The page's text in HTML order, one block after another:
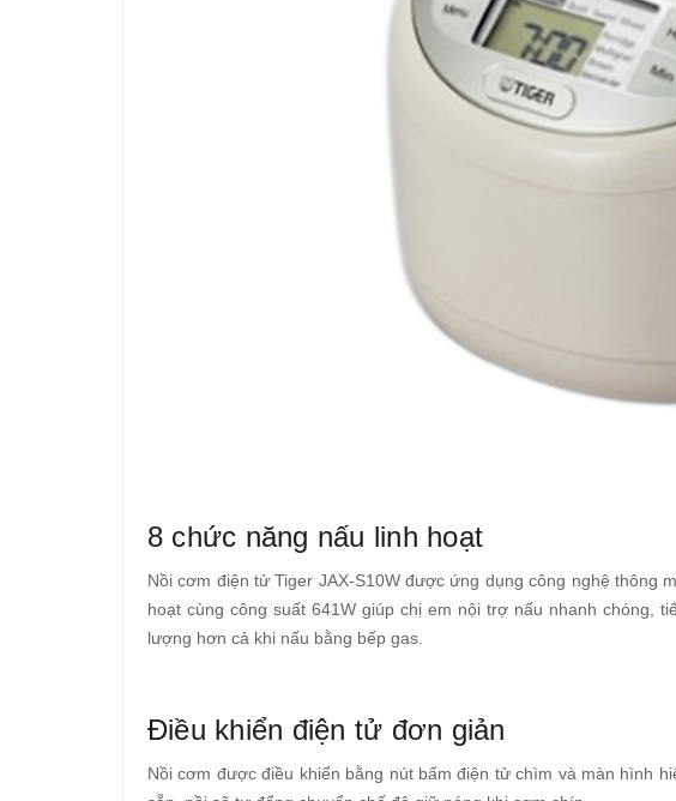
8 chức năng nấu linh hoạt
Nồi cơm điện tử Tiger JAX-S10W được ứng dụng công nghệ thông
hoạt cùng công suất 641W giúp chị em nội trợ nấu nhanh chóng,
lượng hơn cả khi nấu bằng bếp gas.
Điều khiển điện tử đơn giản
Nồi cơm được điều khiển bằng nút bấm điện tử chìm và màn hình